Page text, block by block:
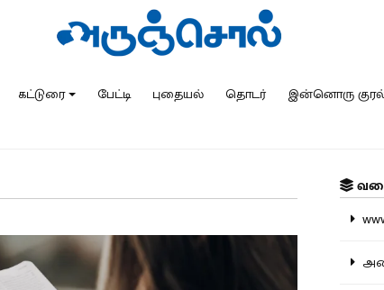
கட்டுரை பேட்டி புதையல் தொடர் இன்னொரு